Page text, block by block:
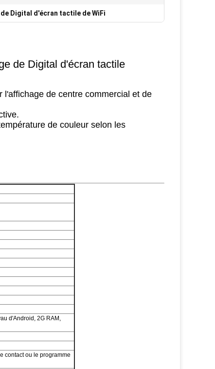
Digital d'écran tactile de WiFi
de Digital d'écran tactile
de centre commercial et de
de couleur selon les
d'Android, 2G RAM,
contact ou le programme